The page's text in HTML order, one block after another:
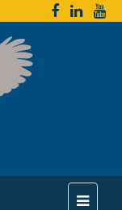
Toggle